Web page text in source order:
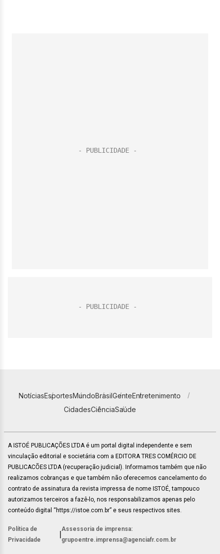
NotíciasEsportesMundoBrasilGenteEntretenimento
CidadesCiênciaSaúde
A ISTOÉ PUBLICAÇÕES LTDA é um portal digital independente e sem
vinculação editorial e societária com a EDITORA TRES COMÉRCIO DE
PUBLICACÕES LTDA (recuperação judicial). Informamos também que não
realizamos cobranças e que também não oferecemos cancelamento do
contrato de assinatura da revista impressa de nome ISTOÉ, tampouco
autorizamos terceiros a fazê-lo, nos responsabilizamos apenas pelo
conteúdo digital “https://istoe.com.br” e seus respectivos sites.
Política de
Privacidade
Assessoria de imprensa:
grupoentre.imprensa@agenciafr.com.br